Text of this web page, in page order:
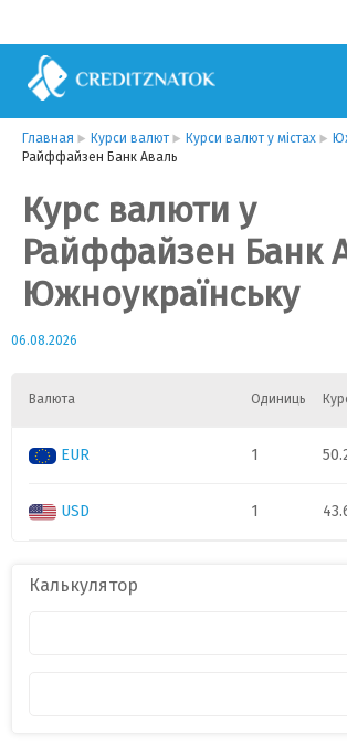
Главная Курси валют Курси валют у містах
Райффайзен Банк Аваль
Курс валюти у
Райффайзен Банк
Южноукраїнську
06.08.2026
Валюта Одиниць
EUR 1
USD 1
Калькулятор